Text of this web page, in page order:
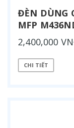
ĐÈN DÙNG
MFP
2,400,000
CHI TIẾT